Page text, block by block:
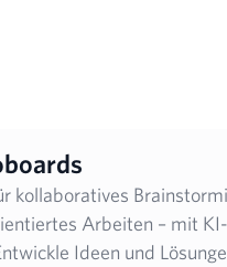
kollaboratives
Arbeiten – mit
Ideen und